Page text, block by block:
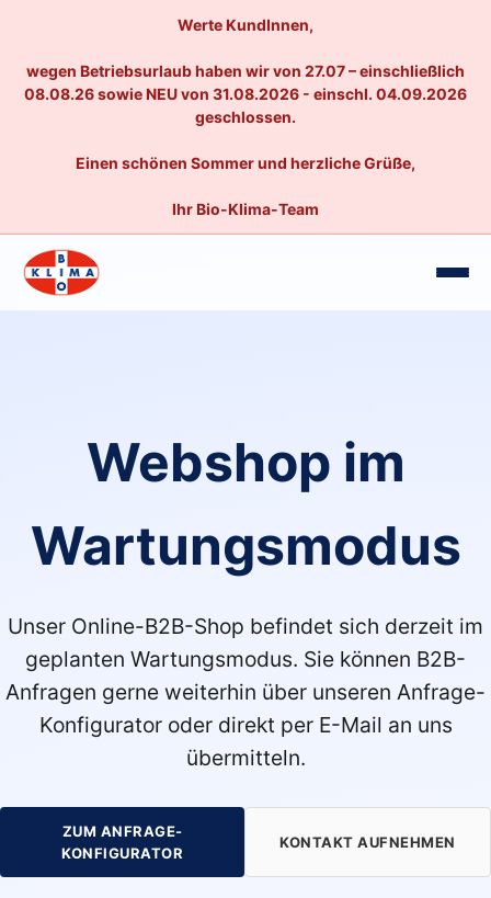
Werte KundInnen,
wegen Betriebsurlaub haben wir von 27.07 – einschließlich
08.08.26 sowie NEU von 31.08.2026 - einschl. 04.09.2026
geschlossen.
Einen schönen Sommer und herzliche Grüße,
Ihr Bio-Klima-Team
Webshop im
Wartungsmodus
Unser Online-B2B-Shop befindet sich derzeit im
geplanten Wartungsmodus. Sie können B2B-
Anfragen gerne weiterhin über unseren Anfrage-
Konfigurator oder direkt per E-Mail an uns
übermitteln.
ZUM ANFRAGE-
KONFIGURATOR
KONTAKT AUFNEHMEN